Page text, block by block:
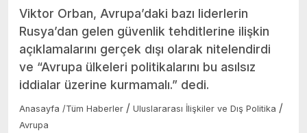
Viktor Orban, Avrupa’daki bazı liderlerin
Rusya’dan gelen güvenlik tehditlerine ilişkin
açıklamalarını gerçek dışı olarak nitelendirdi
ve “Avrupa ülkeleri politikalarını bu asılsız
iddialar üzerine kurmamalı.” dedi.
Anasayfa /Tüm Haberler / Uluslararası İlişkiler ve Dış Politika /
Avrupa